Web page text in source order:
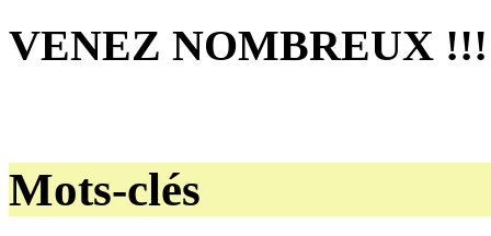
VENEZ NOMBREUX !!!
Mots-clés